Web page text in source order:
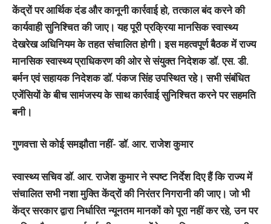
केंद्रों पर आर्थिक दंड और कानूनी कार्रवाई हो, तत्काल बंद करने की
कार्यवाही सुनिश्चित की जाए। यह पूरी प्रक्रिया मानसिक स्वास्थ्य
देखरेख अधिनियम के तहत संचालित होगी। इस महत्वपूर्ण बैठक में राज्य
मानसिक स्वास्थ्य प्राधिकरण की ओर से संयुक्त निदेशक डॉ. एस. डी.
बर्मन एवं सहायक निदेशक डॉ. पंकज सिंह उपस्थित रहे। सभी संबंधित
एजेंसियों के बीच सामंजस्य के साथ कार्रवाई सुनिश्चित करने पर सहमति
बनी।
गुणवत्ता से कोई समझौता नहीं- डॉ. आर. राजेश कुमार
स्वास्थ्य सचिव डॉ. आर. राजेश कुमार ने स्पष्ट निर्देश दिए हैं कि राज्य में
संचालित सभी नशा मुक्ति केंद्रों की निरंतर निगरानी की जाए। जो भी
केंद्र सरकार द्वारा निर्धारित न्यूनतम मानकों को पूरा नहीं कर रहे, उन पर